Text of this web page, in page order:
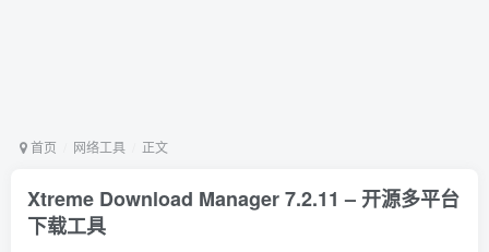
首页 网络工具 正文
Xtreme Download Manager 7.2.11 – 开源多平台
下载工具